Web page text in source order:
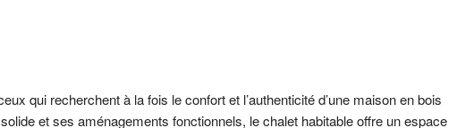
qui recherchent à la fois le confort et l’authenticité d’une maison en bois
et ses aménagements fonctionnels, le chalet habitable offre un espace